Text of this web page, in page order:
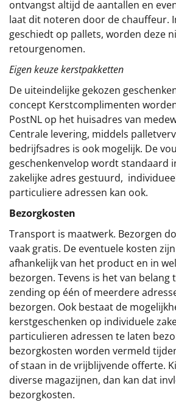
ontvangst altijd de aantallen en
laat dit noteren door de chauffeur.
geschiedt op pallets, worden deze
retourgenomen.
Eigen keuze kerstpakketten
De uiteindelijke gekozen
concept Kerstcomplimenten
PostNL op het huisadres van
Centrale levering, middels
bedrijfsadres is ook mogelijk. De
geschenkenvelop wordt standaard
zakelijke adres gestuurd,
particuliere adressen kan ook.
Bezorgkosten
Transport is maatwerk. Bezorgen
vaak gratis. De eventuele kosten
afhankelijk van het product en in
bezorgen. Tevens is het van belang
zending op één of meerdere
bezorgen. Ook bestaat de
kerstgeschenken op individuele
particulieren adressen te laten
bezorgkosten worden vermeld
of staan in de vrijblijvende offerte.
diverse magazijnen, dan kan dat
bezorgkosten.